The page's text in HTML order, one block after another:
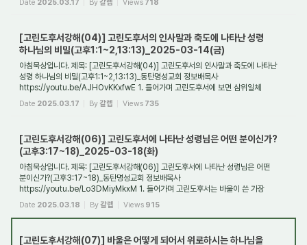
Date 2025.03.17 By갈렙 Views 718
[고린도후서강해(04)] 고린도후서의 인사말과 축도에 나타난 성령
하나님의 비밀(고후1:1~2,13:13)_2025-03-14(금)
아침묵상입니다. 제목: [고린도후서강해(04)] 고린도후서의 인사말과 축도에 나타난
성령 하나님의 비밀(고후1:1~2,13:13)_동탄명성교회 정보배목사
https://youtu.be/AJHOvKKxfwE 1. 들어가며 고린도후서에 보면 삼위일체
하나님의 신비를 알려주는 몇몇 단서...
Date 2025.03.17 By갈렙 Views 735
[고린도후서강해(06)] 고린도후서에 나타난 성령님은 어떤 분이신가?
(고후3:17~18)_2025-03-18(화)
아침묵상입니다. 제목: [고린도후서강해(06)] 고린도후서에 나타난 성령님은 어떤
분이신가?(고후3:17~18)_동탄명성교회 정보배목사
https://youtu.be/Lo3DMiyMkxM 1. 들어가며 고린도후서는 바울이 쓴 가장
개인적인 서신이다. 그리고 이 편지의 주제는 사도...
Date 2025.03.18 By갈렙 Views 915
[고린도후서강해(07)] 바울은 어떻게 되어서 위로하시는 하나님을